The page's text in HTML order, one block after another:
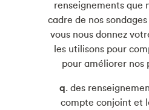
renseignements que
cadre de nos
vous nous donnez
les utilisons pour
pour améliorer nos
q. des
compte conjoint et